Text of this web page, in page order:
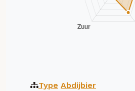
Type Abdijbier